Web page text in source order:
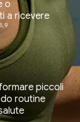
o
a ricevere
9
piccoli
routine